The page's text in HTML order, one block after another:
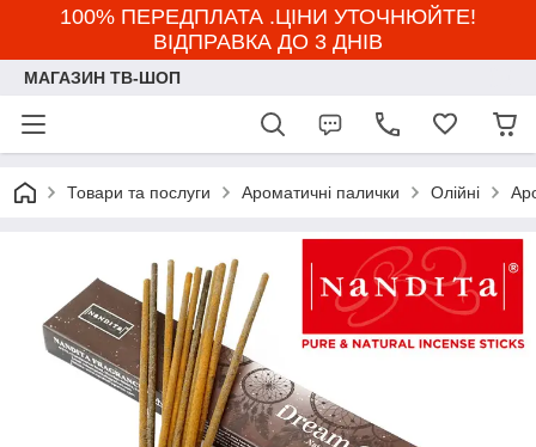
100% ПЕРЕДПЛАТА .ЦІНИ УТОЧНЮЙТЕ!
ВІДПРАВКА ДО 3 ДНІВ
МАГАЗИН ТВ-ШОП
Товари та послуги Ароматичні палички Олійні